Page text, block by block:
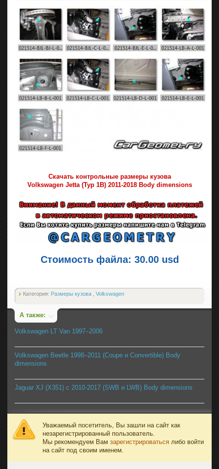
Скачать контрольные размеры кузова
Volkswagen Jetta (Typ 1B) 2011-2018 Body dimensions
Стоимость файла: 30.00 usd
Категория: Размеры кузова Volkswagen
А также:
Volkswagen LT Van 1997–2006
Volkswagen Beetle 1998–2011 (Coupe и Convertible) Body
dimensions
Jaguar XJ (X351) с 2010-2017 (SWB и LWB) Body dimensions
Уважаемый посетитель, Вы зашли на сайт как
незарегистрированный пользователь.
Мы рекомендуем Вам зарегистрироваться либо войти
на сайт под своим именем.